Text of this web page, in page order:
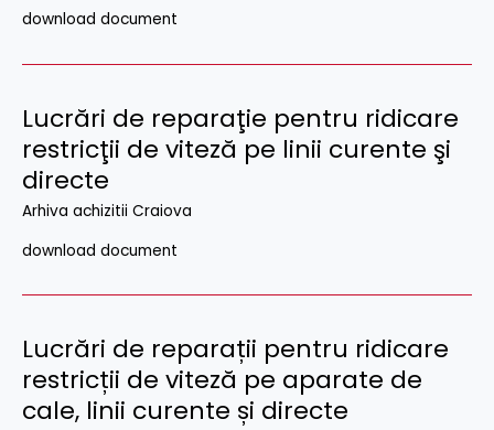
download document
Lucrări de reparaţie pentru ridicare
restricţii de viteză pe linii curente şi
directe
Arhiva achizitii Craiova
download document
Lucrări de reparații pentru ridicare
restricții de viteză pe aparate de
cale, linii curente și directe